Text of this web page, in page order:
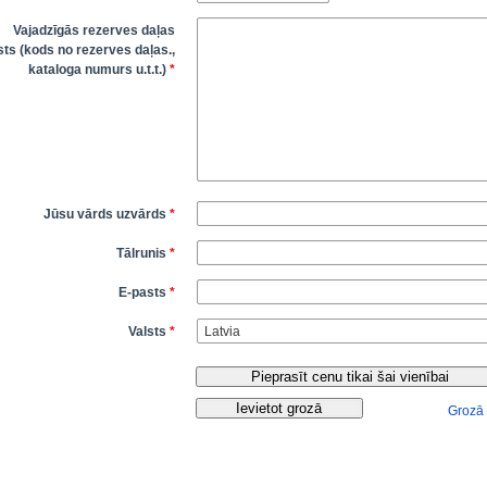
Vajadzīgās rezerves daļas
(kods no rezerves daļas.,
kataloga numurs u.t.t.) *
Jūsu vārds uzvārds *
Tālrunis *
E-pasts *
Valsts *
Grozā